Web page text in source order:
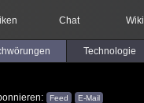
Chat Wiki
Technologie
Feed E-Mail